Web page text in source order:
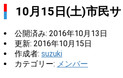
10月15日(土)市民
公開済み: 2016年10月13日
更新: 2016年10月15日
作成者: suzuki
カテゴリー: メンバー